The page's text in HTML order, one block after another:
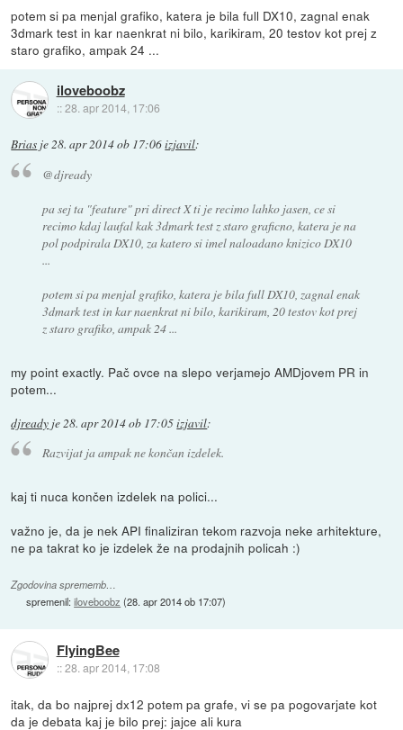
potem si pa menjal grafiko, katera je bila full DX10, zagnal enak
3dmark test in kar naenkrat ni bilo, karikiram, 20 testov kot prej z
staro grafiko, ampak 24 ...
iloveboobz
::28. apr 2014, 17:06
Brias je28. apr 2014 ob 17:06izjavil:
@djready
pa sej ta "feature" pri direct X ti je recimo lahko jasen, ce si
recimo kdaj laufal kak 3dmark test z staro graficno, katera je na
pol podpirala DX10, za katero si imel naloadano knizico DX10
...
potem si pa menjal grafiko, katera je bila full DX10, zagnal enak
3dmark test in kar naenkrat ni bilo, karikiram, 20 testov kot prej
z staro grafiko, ampak 24 ...
my point exactly. Pač ovce na slepo verjamejo AMDjovem PR in
potem...
djready je 28. apr 2014 ob 17:05izjavil:
Razvijat ja ampak ne končan izdelek.
kaj ti nuca končen izdelek na polici...
važno je, da je nek API finaliziran tekom razvoja neke arhitekture,
ne pa takrat ko je izdelek že na prodajnih policah :)
Zgodovina sprememb…
spremenil:iloveboobz (28. apr 2014 ob 17:07)
FlyingBee
::28. apr 2014, 17:08
itak, da bo najprej dx12 potem pa grafe, vi se pa pogovarjate kot
da je debata kaj je bilo prej: jajce ali kura